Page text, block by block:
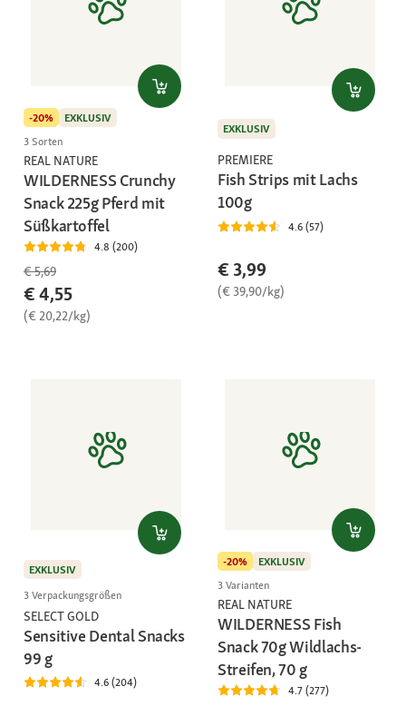
-20%
EXKLUSIV
3 Sorten
REAL NATURE
WILDERNESS Crunchy
Snack 225g Pferd mit
Süßkartoffel
4.8 (200)
€ 5,69
€ 4,55
(€ 20,22/kg)
EXKLUSIV
PREMIERE
Fish Strips mit Lachs
100g
4.6 (57)
€ 3,99
(€ 39,90/kg)
EXKLUSIV
3 Verpackungsgrößen
SELECT GOLD
Sensitive Dental Snacks
99 g
4.6 (204)
-20%
EXKLUSIV
3 Varianten
REAL NATURE
WILDERNESS Fish
Snack 70g Wildlachs-
Streifen, 70 g
4.7 (277)